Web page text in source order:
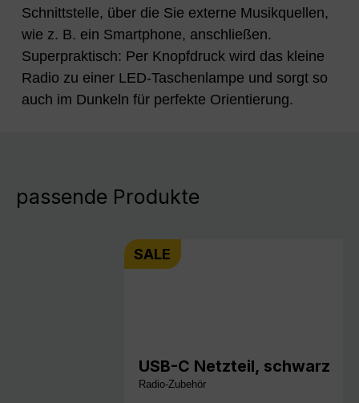
Schnittstelle, über die Sie externe Musikquellen,
wie z. B. ein Smartphone, anschließen.
Superpraktisch: Per Knopfdruck wird das kleine
Radio zu einer LED-Taschenlampe und sorgt so
auch im Dunkeln für perfekte Orientierung.
passende Produkte
SALE
USB-C Netzteil, schwarz
Radio-Zubehör